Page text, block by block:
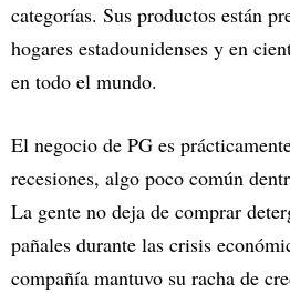
categorías. Sus productos están
hogares estadounidenses y en
en todo el mundo.
El negocio de PG es
recesiones, algo poco común
La gente no deja de comprar
pañales durante las crisis
compañía mantuvo su racha de